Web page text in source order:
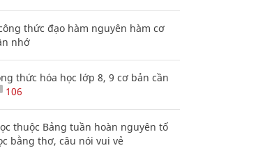
thức đạo hàm nguyên hàm cơ
nhớ
thức hóa học lớp 8, 9 cơ bản cần
106
thuộc Bảng tuần hoàn nguyên tố
bằng thơ, câu nói vui vẻ